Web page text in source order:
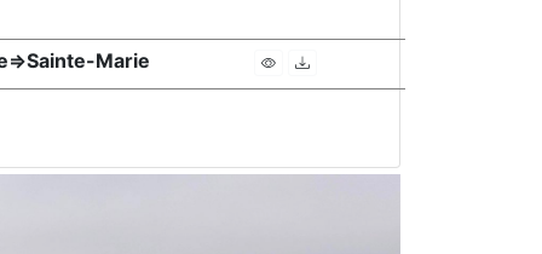
Marie